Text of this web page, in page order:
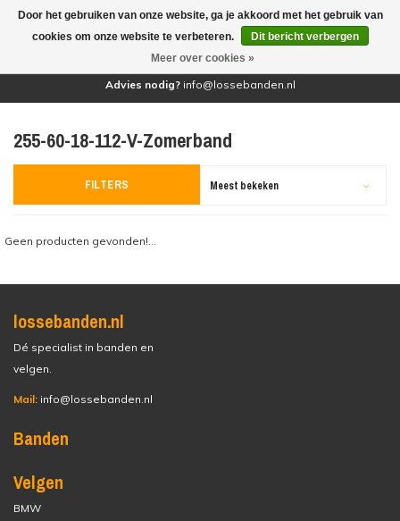
(0)
Advies nodig? info@lossebanden.nl
255-60-18-112-V-Zomerband
FILTERS Meest bekeken
Geen producten gevonden!...
lossebanden.nl
Dé specialist in banden en
velgen.
Mail: info@lossebanden.nl
Banden
Velgen
BMW
Door het gebruiken van onze website, ga je akkoord met het gebruik van
cookies om onze website te verbeteren.
Dit bericht verbergen
Meer over cookies »